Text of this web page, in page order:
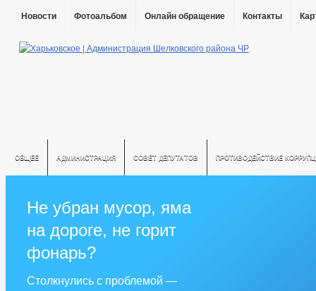
Новости Фотоальбом Онлайн обращение Контакты
ОБЩЕЕ АДМИНИСТРАЦИЯ СОВЕТ ДЕПУТАТОВ ПРОТИВОДЕЙСТВИЕ
Не убран мусор, яма
на дороге, не горит
фонарь?
Столкнулись с проблемой —